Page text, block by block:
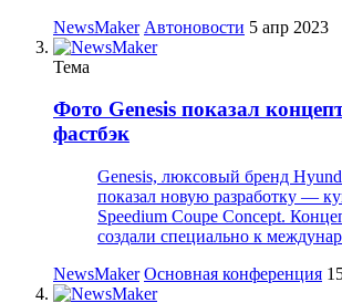
NewsMaker Автоновости 5 апр 2023
Тема
Фото Genesis показал
фастбэк
Genesis, люксовый бренд
показал новую разработку —
Speedium Coupe Concept.
создали специально к
NewsMaker Основная конференция